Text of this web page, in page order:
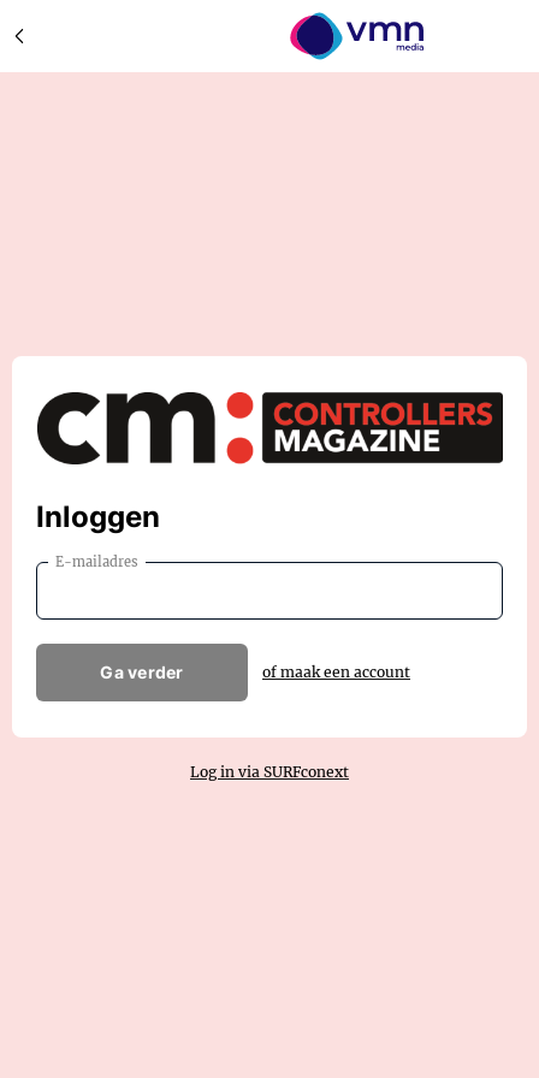
Inloggen
E-mailadres
Ga verder of maak een account
Log in via SURFconext